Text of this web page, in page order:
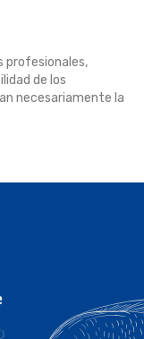
profesionales,
de los
necesariamente la